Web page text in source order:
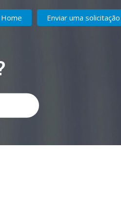
Home Enviar uma solicitação